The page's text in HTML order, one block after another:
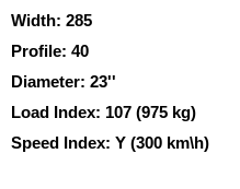
Width: 285
Profile: 40
Diameter: 23''
Load Index: 107 (975 kg)
Speed Index: Y (300 km\h)